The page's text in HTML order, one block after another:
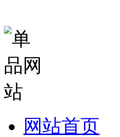
网站首页